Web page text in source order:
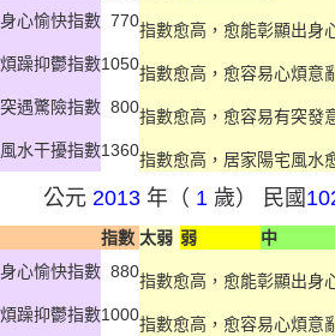
身心愉快指數 770指數愈高，愈能彰顯出身
煩躁抑鬱指數1050指數愈高，愈容易心煩意
突遇驚險指數 800指數愈高，愈容易有突發
風水干擾指數1360指數愈高，居家陽宅風水
公元2013 年（ 1 歲） 民國
指數 太弱 弱 中
身心愉快指數 880指數愈高，愈能彰顯出身
煩躁抑鬱指數1000指數愈高，愈容易心煩意